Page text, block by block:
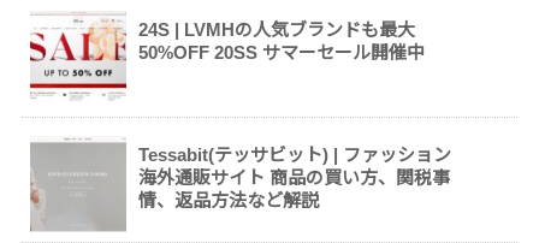
24S | LVMHの人気ブランドも最大
50%OFF 20SS サマーセール開催中
Tessabit(テッサビット) | ファッション
海外通販サイト 商品の買い方、関税事
情、返品方法など解説